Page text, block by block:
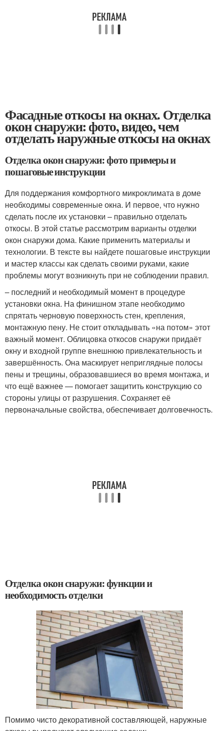
Фасадные откосы на окнах. Отделка
окон снаружи: фото, видео, чем
отделать наружные откосы на окнах
Отделка окон снаружи: фото примеры и
пошаговые инструкции
Для поддержания комфортного микроклимата в доме
необходимы современные окна. И первое, что нужно
сделать после их установки – правильно отделать
откосы. В этой статье рассмотрим варианты отделки
окон снаружи дома. Какие применить материалы и
технологии. В тексте вы найдете пошаговые инструкции
и мастер классы как сделать своими руками, какие
проблемы могут возникнуть при не соблюдении правил.
– последний и необходимый момент в процедуре
установки окна. На финишном этапе необходимо
спрятать черновую поверхность стен, крепления,
монтажную пену. Не стоит откладывать «на потом» этот
важный момент. Облицовка откосов снаружи придаёт
окну и входной группе внешнюю привлекательность и
завершённость. Она маскирует неприглядные полосы
пены и трещины, образовавшиеся во время монтажа, и
что ещё важнее — помогает защитить конструкцию со
стороны улицы от разрушения. Сохраняет её
первоначальные свойства, обеспечивает долговечность.
Отделка окон снаружи: функции и
необходимость отделки
Помимо чисто декоративной составляющей, наружные